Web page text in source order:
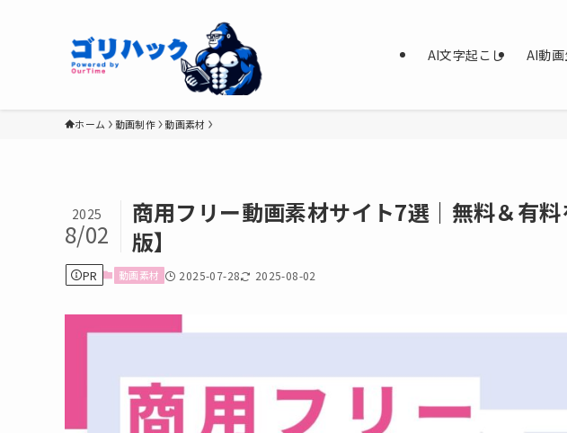
AI文字起こし AI動
ホーム 動画制作 動画素材
商用フリー動画素材サイト7選｜無料＆有
版】
2025
8/02
PR 動画素材 2025-07-28 2025-08-02